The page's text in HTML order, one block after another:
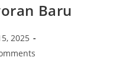
Baru
2025